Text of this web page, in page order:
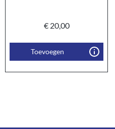
€20,00
Toevoegen